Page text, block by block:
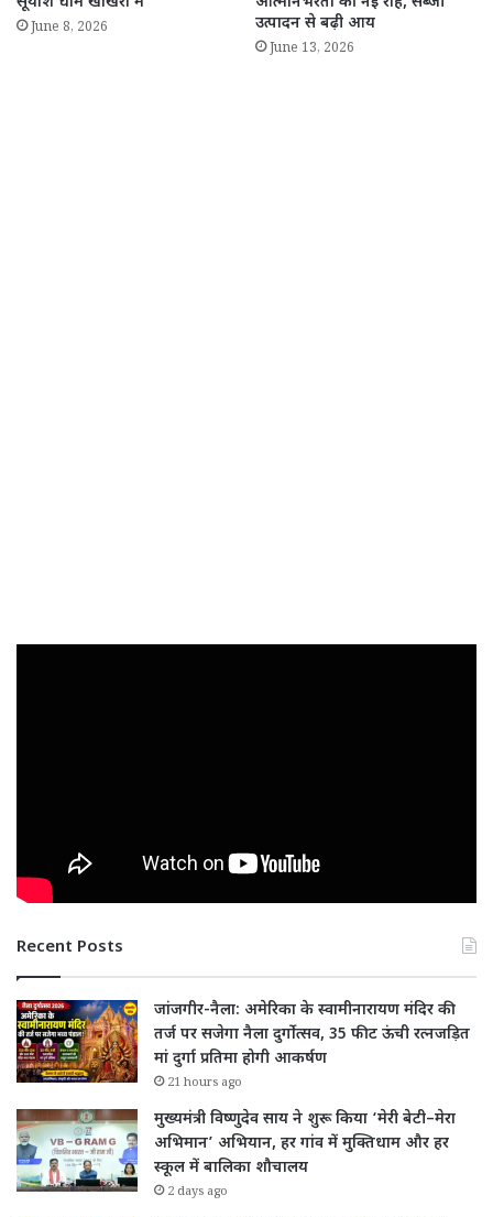
June 8, 2026
उत्पादन से बढ़ी आय
June 13, 2026
Recent Posts
जांजगीर-नैला: अमेरिका के स्वामीनारायण मंदिर की
तर्ज पर सजेगा नैला दुर्गोत्सव, 35 फीट ऊंची रत्नजड़ित
मां दुर्गा प्रतिमा होगी आकर्षण
21 hours ago
मुख्यमंत्री विष्णुदेव साय ने शुरू किया ‘मेरी बेटी–मेरा
अभिमान’ अभियान, हर गांव में मुक्तिधाम और हर
स्कूल में बालिका शौचालय
2 days ago